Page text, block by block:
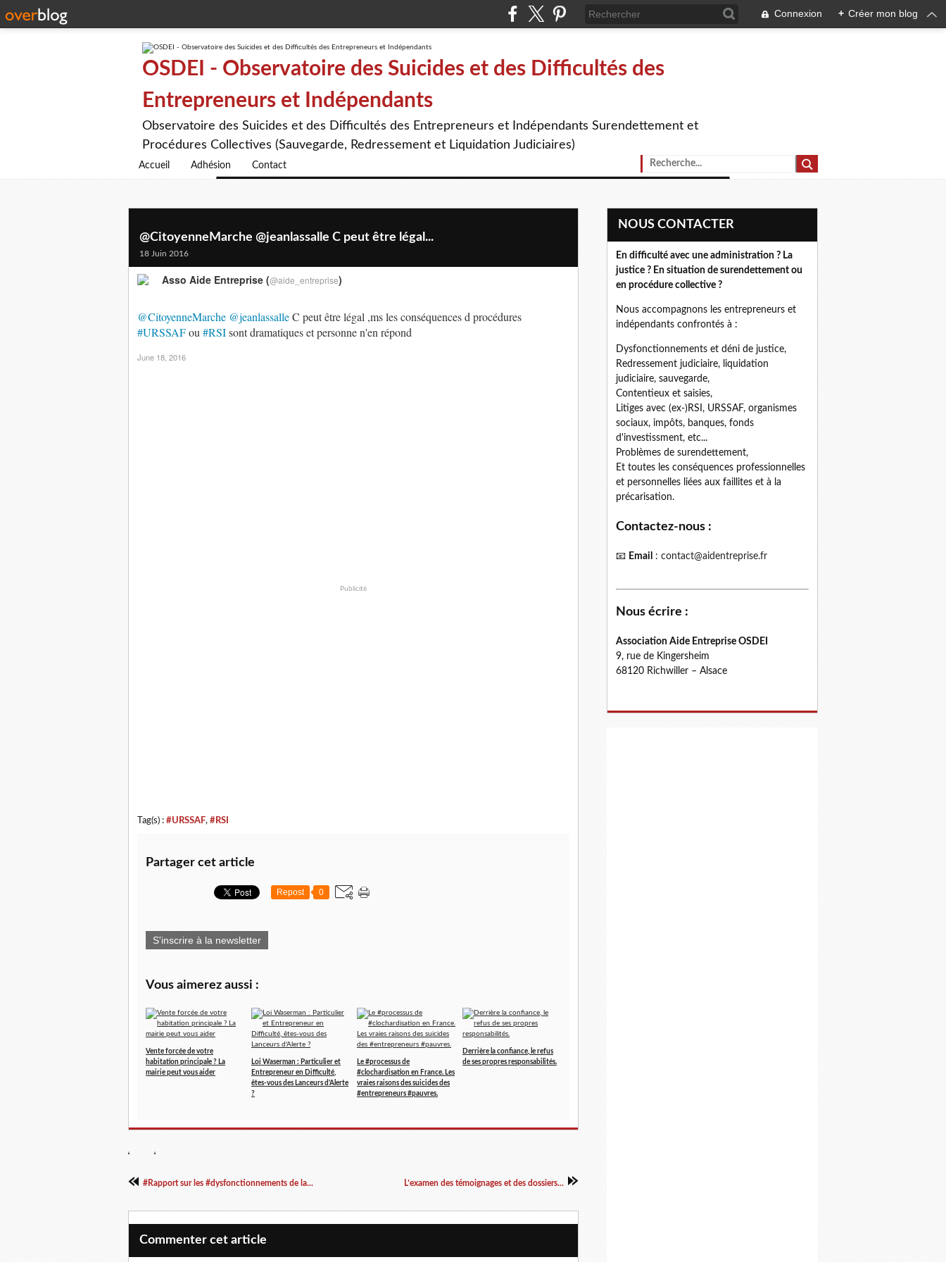
Connexion + Créer mon blog
OSDEI - Observatoire des Suicides et des Difficultés des
Entrepreneurs et Indépendants
Observatoire des Suicides et des Difficultés des Entrepreneurs et Indépendants Surendettement et
Procédures Collectives (Sauvegarde, Redressement et Liquidation Judiciaires)
Accueil Adhésion Contact
@CitoyenneMarche @jeanlassalle C peut être légal...
18 Juin 2016
@CitoyenneMarche @jeanlassalleC peut être légal ,ms les conséquences d procédures
#URSSAFou #RSIsont dramatiques et personne n'en répond
Asso Aide Entreprise (@aide_entreprise)
June 18, 2016
Publicité
Tag(s) : #URSSAF, #RSI
Partager cet article
Repost 0
S'inscrire à la newsletter
Vous aimerez aussi :
Vente forcée de votre
habitation principale ? La
mairie peut vous aider
Loi Waserman : Particulier et
Entrepreneur en Difficulté,
êtes-vous des Lanceurs d'Alerte
?
Le #processus de
#clochardisation en France. Les
vraies raisons des suicides des
#entrepreneurs #pauvres.
Derrière la confiance, le refus
de ses propres responsabilités.
#Rapport sur les #dysfonctionnements de la... L’examen des témoignages et des dossiers...
Commenter cet article
NOUS CONTACTER
En difficulté avec une administration ? La
justice ? En situation de surendettement ou
en procédure collective ?
Nous accompagnons les entrepreneurs et
indépendants confrontés à :
Dysfonctionnements et déni de justice,
Redressement judiciaire, liquidation
judiciaire, sauvegarde,
Contentieux et saisies,
Litiges avec (ex-)RSI, URSSAF, organismes
sociaux, impôts, banques, fonds
d'investissment, etc...
Problèmes de surendettement,
Et toutes les conséquences professionnelles
et personnelles liées aux faillites et à la
précarisation.
Contactez-nous :
📧 Email : contact@aidentreprise.fr
Nous écrire :
Association Aide Entreprise OSDEI
9, rue de Kingersheim
68120 Richwiller – Alsace